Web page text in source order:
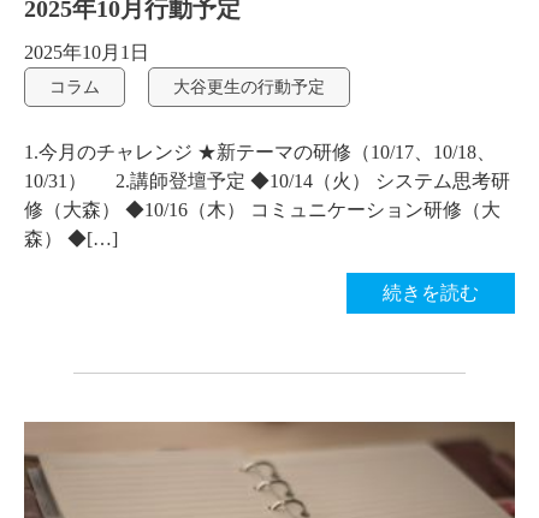
2025年10月行動予定
2025年10月1日
コラム 大谷更生の行動予定
1.今月のチャレンジ ★新テーマの研修（10/17、10/18、
10/31） 2.講師登壇予定 ◆10/14（火） システム思考研
修（大森） ◆10/16（木） コミュニケーション研修（大
森） ◆[…]
続きを読む